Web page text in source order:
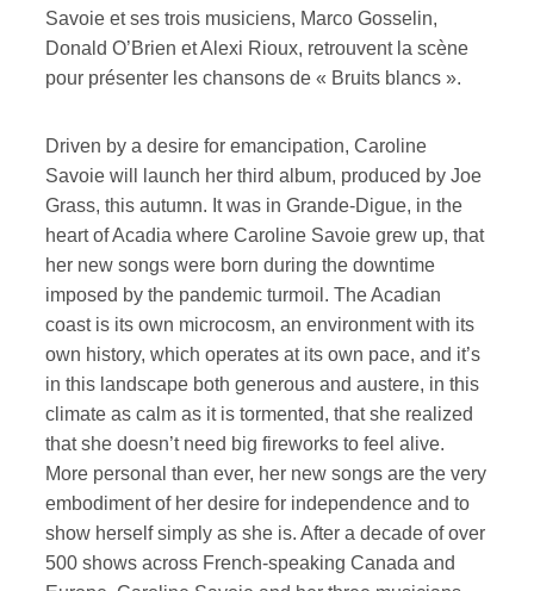
Savoie et ses trois musiciens, Marco Gosselin,
Donald O’Brien et Alexi Rioux, retrouvent la scène
pour présenter les chansons de « Bruits blancs ».
Driven by a desire for emancipation, Caroline
Savoie will launch her third album, produced by Joe
Grass, this autumn. It was in Grande-Digue, in the
heart of Acadia where Caroline Savoie grew up, that
her new songs were born during the downtime
imposed by the pandemic turmoil. The Acadian
coast is its own microcosm, an environment with its
own history, which operates at its own pace, and it’s
in this landscape both generous and austere, in this
climate as calm as it is tormented, that she realized
that she doesn’t need big fireworks to feel alive.
More personal than ever, her new songs are the very
embodiment of her desire for independence and to
show herself simply as she is. After a decade of over
500 shows across French-speaking Canada and